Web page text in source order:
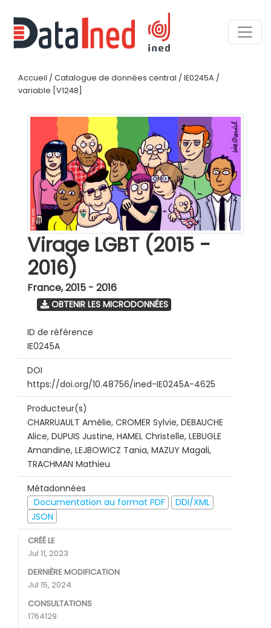
Accueil / Catalogue de données central / IE0245A /
variable [V1248]
Virage LGBT (2015 -
2016)
France,2015 - 2016
OBTENIR LES MICRODONNÉES
ID de référence
IE0245A
DOI
https://doi.org/10.48756/ined-IE0245A-4625
Producteur(s)
CHARRUAULT Amélie, CROMER Sylvie, DEBAUCHE
Alice, DUPUIS Justine, HAMEL Christelle, LEBUGLE
Amandine, LEJBOWICZ Tania, MAZUY Magali,
TRACHMAN Mathieu
Métadonnées
Documentation au format PDF
DDI/XML
JSON
CRÉÉ LE
Jul 11, 2023
DERNIÈRE MODIFICATION
Jul 15, 2024
CONSULTATIONS
1764129